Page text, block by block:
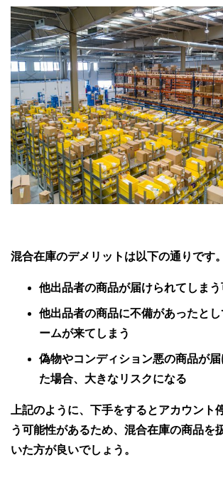
混合在庫のデメリットは以下の通りです。
他出品者の商品が届けられてしま
他出品者の商品に不備があったと
ームが来てしまう
偽物やコンディション悪の商品が
た場合、大きなリスクになる
上記のように、下手をするとアカウント
う可能性があるため、混合在庫の商品を
いた方が良いでしょう。